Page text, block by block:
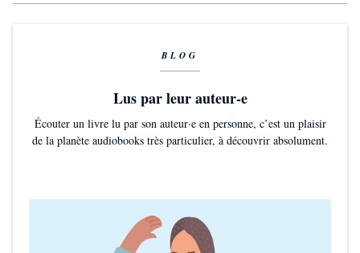
BLOG
Lus par leur auteur-e
Écouter un livre lu par son auteur·e en personne, c’est un plaisir
de la planète audiobooks très particulier, à découvrir absolument.